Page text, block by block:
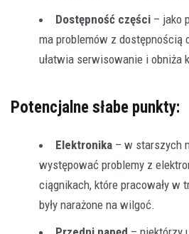
Dostępność części – jako
ma problemów z dostępnością
ułatwia serwisowanie i obniża
Potencjalne słabe punkty:
Elektronika – w starszych
występować problemy z
ciągnikach, które pracowały w
były narażone na wilgoć.